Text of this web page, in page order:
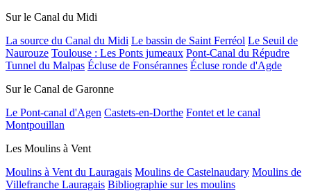
Sur le Canal du Midi
La source du Canal du Midi Le bassin de Saint Ferréol Le Seuil de
Naurouze Toulouse : Les Ponts jumeaux Pont-Canal du Répudre
Tunnel du Malpas Écluse de Fonsérannes Écluse ronde d'Agde
Sur le Canal de Garonne
Le Pont-canal d'Agen Castets-en-Dorthe Fontet et le canal
Montpouillan
Les Moulins à Vent
Moulins à Vent du Lauragais Moulins de Castelnaudary Moulins de
Villefranche Lauragais Bibliographie sur les moulins